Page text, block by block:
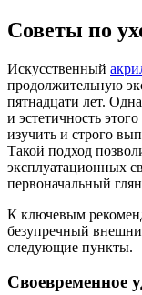
Советы по
Искусственный
продолжительную
пятнадцати лет.
и эстетичность
изучить и строго
Такой подход
эксплуатационных
первоначальный
К ключевым
безупречный
следующие пункты.
Своевременное